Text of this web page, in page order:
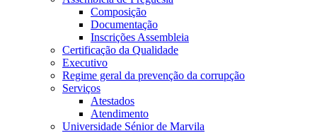
Composição
Documentação
Inscrições Assembleia
Certificação da Qualidade
Executivo
Regime geral da prevenção da corrupção
Serviços
Atestados
Atendimento
Universidade Sénior de Marvila